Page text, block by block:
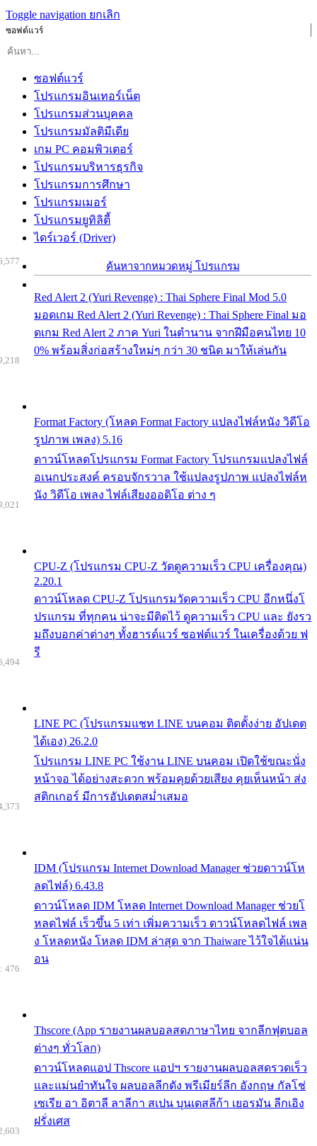
Toggle navigation ยกเลิก
ซอฟต์แวร์
ซอฟต์แวร์
โปรแกรมอินเทอร์เน็ต
โปรแกรมส่วนบุคคล
โปรแกรมมัลติมีเดีย
เกม PC คอมพิวเตอร์
โปรแกรมบริหารธุรกิจ
โปรแกรมการศึกษา
โปรแกรมเมอร์
โปรแกรมยูทิลิตี้
ไดร์เวอร์ (Driver)
ค้นหาจากหมวดหมู่ โปรแกรม
Red Alert 2 (Yuri Revenge) : Thai Sphere Final Mod 5.0
มอดเกม Red Alert 2 (Yuri Revenge) : Thai Sphere Final มอ
ดเกม Red Alert 2 ภาค Yuri ในตำนาน จากฝีมือคนไทย 10
0% พร้อมสิ่งก่อสร้างใหม่ๆ กว่า 30 ชนิด มาให้เล่นกัน
Format Factory (โหลด Format Factory แปลงไฟล์หนัง วิดีโอ
รูปภาพ เพลง) 5.16
ดาวน์โหลดโปรแกรม Format Factory โปรแกรมแปลงไฟล์
อเนกประสงค์ ครอบจักรวาล ใช้แปลงรูปภาพ แปลงไฟล์ห
นัง วิดีโอ เพลง ไฟล์เสียงออดิโอ ต่าง ๆ
CPU-Z (โปรแกรม CPU-Z วัดดูความเร็ว CPU เครื่องคุณ)
2.20.1
ดาวน์โหลด CPU-Z โปรแกรมวัดความเร็ว CPU อีกหนึ่งโ
ปรแกรม ที่ทุกคน น่าจะมีติดไว้ ดูความเร็ว CPU และ ยังรว
มถึงบอกค่าต่างๆ ทั้งฮารด์แวร์ ซอฟต์แวร์ ในเครื่องด้วย ฟ
รี
LINE PC (โปรแกรมแชท LINE บนคอม ติดตั้งง่าย อัปเดต
ได้เอง) 26.2.0
โปรแกรม LINE PC ใช้งาน LINE บนคอม เปิดใช้ขณะนั่ง
หน้าจอ ได้อย่างสะดวก พร้อมคุยด้วยเสียง คุยเห็นหน้า ส่ง
สติกเกอร์ มีการอัปเดตสม่ำเสมอ
IDM (โปรแกรม Internet Download Manager ช่วยดาวน์โห
ลดไฟล์) 6.43.8
ดาวน์โหลด IDM โหลด Internet Download Manager ช่วยโ
หลดไฟล์ เร็วขึ้น 5 เท่า เพิ่มความเร็ว ดาวน์โหลดไฟล์ เพล
ง โหลดหนัง โหลด IDM ล่าสุด จาก Thaiware ไว้ใจได้แน่น
อน
Thscore (App รายงานผลบอลสดภาษาไทย จากลีกฟุตบอล
ต่างๆ ทั่วโลก)
ดาวน์โหลดแอป Thscore แอปฯ รายงานผลบอลสดรวดเร็ว
และแม่นยำทันใจ ผลบอลลีกดัง พรีเมียร์ลีก อังกฤษ กัลโช่
เซเรีย อา อิตาลี ลาลีกา สเปน บุนเดสลีก้า เยอรมัน ลีกเอิง
ฝรั่งเศส
476